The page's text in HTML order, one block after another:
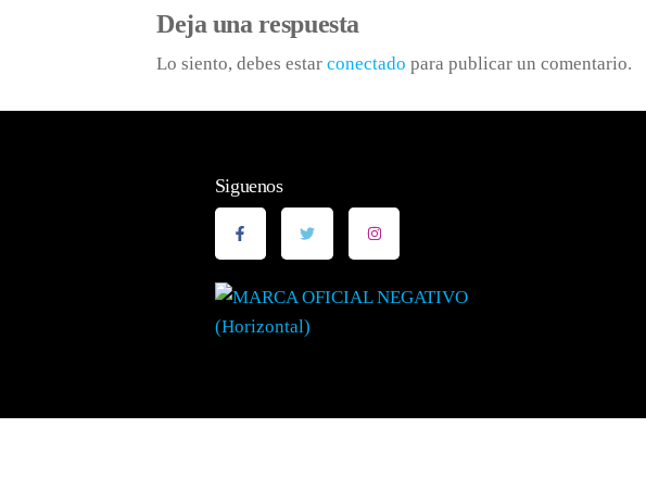
Deja una respuesta
Lo siento, debes estarconectado para publicar un comentario.
Siguenos